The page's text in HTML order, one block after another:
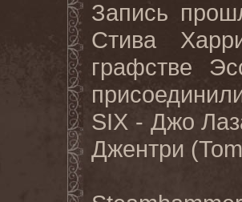
Запись
Стива
графстве
SIX - Джо
Джентри